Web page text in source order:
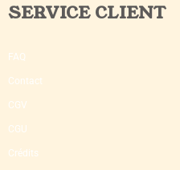
SERVICE CLIENT
FAQ
Contact
CGV
CGU
Crédits